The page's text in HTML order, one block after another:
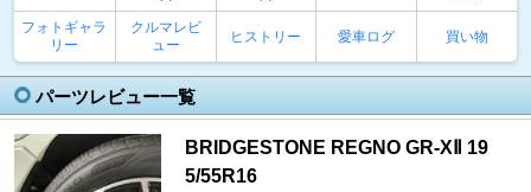
フォトギャラ
リー
クルマレビ
ュー
ヒストリー 愛車ログ 買い物
パーツレビュー一覧
BRIDGESTONE REGNO GR-XⅡ 19
5/55R16